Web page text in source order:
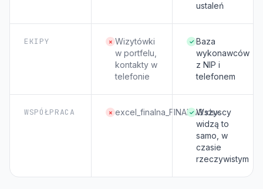
ustaleń
EKIPY × Wizytówki
w portfelu,
kontakty w
telefonie
✓ Baza
wykonawców
z NIP i
telefonem
WSPÓŁPRACA × excel_finalna_FINAL_v3.xlsx
✓ Wszyscy
widzą to
samo, w
czasie
rzeczywistym